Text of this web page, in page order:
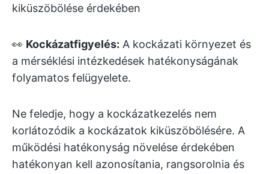
kiküszöbölése érdekében
👀 Kockázatfigyelés: A kockázati környezet és
a mérséklési intézkedések hatékonyságának
folyamatos felügyelete.
Ne feledje, hogy a kockázatkezelés nem
korlátozódik a kockázatok kiküszöbölésére. A
működési hatékonyság növelése érdekében
hatékonyan kell azonosítania, rangsorolnia és